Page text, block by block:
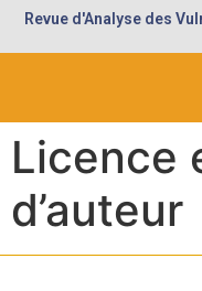
Revue d'Analyse des
Licence
d’auteur